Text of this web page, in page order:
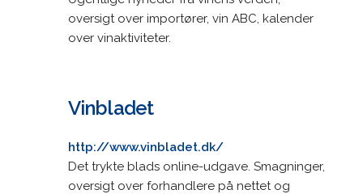
oversigt over importører, vin ABC, kalender
over vinaktiviteter.
Vinbladet
http://www.vinbladet.dk/
Det trykte blads online-udgave. Smagninger,
oversigt over forhandlere på nettet og